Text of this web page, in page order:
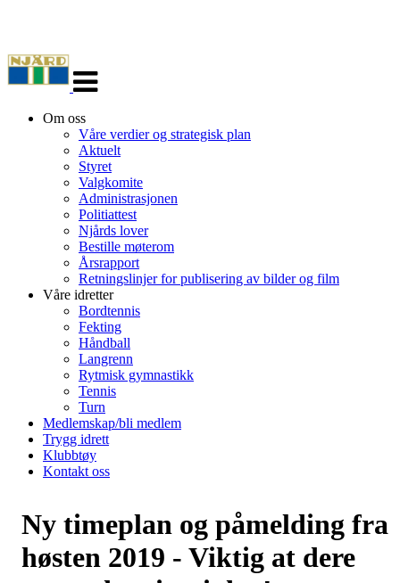
navigasjon
Om oss
Våre verdier og strategisk plan
Aktuelt
Styret
Valgkomite
Administrasjonen
Politiattest
Njårds lover
Bestille møterom
Årsrapport
Retningslinjer for publisering av bilder og film
Våre idretter
Bordtennis
Fekting
Håndball
Langrenn
Rytmisk gymnastikk
Tennis
Turn
Medlemskap/bli medlem
Trygg idrett
Klubbtøy
Kontakt oss
Ny timeplan og påmelding fra
høsten 2019 - Viktig at dere